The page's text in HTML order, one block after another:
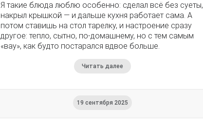
Я такие блюда люблю особенно: сделал всё без суеты,
накрыл крышкой — и дальше кухня работает сама. А
потом ставишь на стол тарелку, и настроение сразу
другое: тепло, сытно, по-домашнему, но с тем самым
«вау», как будто постарался вдвое больше.
Читать далее
19 сентября 2025